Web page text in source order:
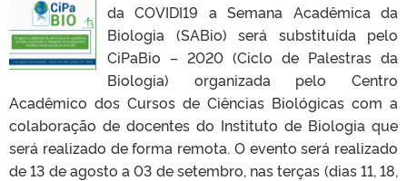
da COVIDI19 a Semana Acadêmica da
Biologia (SABio) será substituída pelo
CiPaBio – 2020 (Ciclo de Palestras da
Biologia) organizada pelo Centro
Acadêmico dos Cursos de Ciências Biológicas com a
colaboração de docentes do Instituto de Biologia que
será realizado de forma remota. O evento será realizado
de 13 de agosto a 03 de setembro, nas terças (dias 11, 18,